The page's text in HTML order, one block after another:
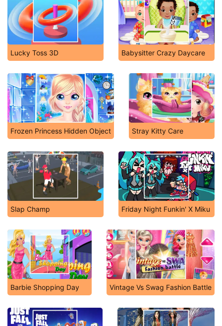
Lucky Toss 3D Babysitter Crazy Daycare
Frozen Princess Hidden Object Stray Kitty Care
Slap Champ Friday Night Funkin' X Miku
Barbie Shopping Day Vintage Vs Swag Fashion Battle